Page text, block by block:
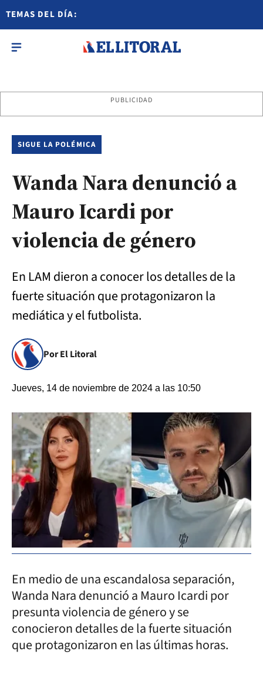
TEMAS DEL DÍA:
PUBLICIDAD
SIGUE LA POLÉMICA
Wanda Nara denunció a
Mauro Icardi por
violencia de género
En LAM dieron a conocer los detalles de la
fuerte situación que protagonizaron la
mediática y el futbolista.
Por El Litoral
Jueves, 14 de noviembre de 2024 a las 10:50
En medio de una escandalosa separación,
Wanda Nara denunció a Mauro Icardi por
presunta violencia de género y se
conocieron detalles de la fuerte situación
que protagonizaron en las últimas horas.